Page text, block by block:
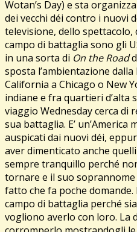
Wotan’s Day) e sta
dei vecchi déi contro i nuovi
televisione, dello
campo di battaglia sono gli
in una sorta di On the Road
sposta l’ambientazione
California a Chicago o New
indiane e fra quartieri d’alta
viaggio Wednesday cerca di
sua battaglia. E’
auspicati dai nuovi déi,
aver dimenticato anche
sempre tranquillo perché
tornare e il suo
fatto che fa poche
campo di battaglia perché
vogliono averlo con loro. La